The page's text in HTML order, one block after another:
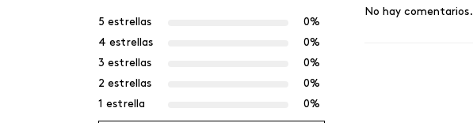
5 estrellas
0%
4 estrellas
0%
3 estrellas
0%
2 estrellas
0%
1 estrella
0%
No hay comentarios.